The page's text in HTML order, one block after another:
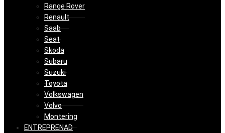
Range Rover
Renault
Saab
Seat
Skoda
Subaru
Suzuki
Toyota
Volkswagen
Volvo
Montering
ENTREPRENAD